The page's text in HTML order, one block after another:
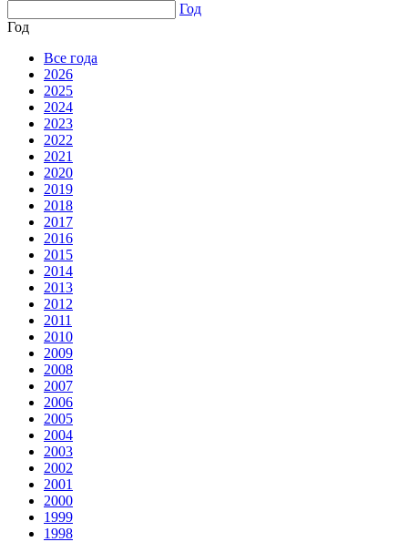
Год
Год
Все года
2026
2025
2024
2023
2022
2021
2020
2019
2018
2017
2016
2015
2014
2013
2012
2011
2010
2009
2008
2007
2006
2005
2004
2003
2002
2001
2000
1999
1998